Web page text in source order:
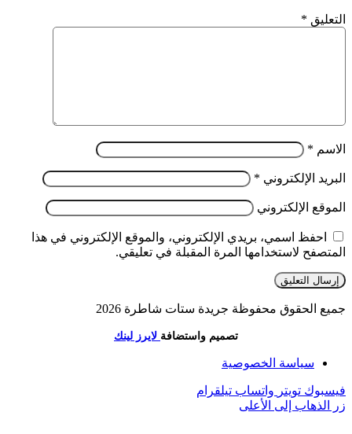
التعليق *
الاسم *
البريد الإلكتروني *
الموقع الإلكتروني
احفظ اسمي، بريدي الإلكتروني، والموقع الإلكتروني في هذا
المتصفح لاستخدامها المرة المقبلة في تعليقي.
جميع الحقوق محفوظة جريدة ستات شاطرة 2026
تصميم واستضافة لايرز لينك
سياسة الخصوصية
فيسبوك تويتر واتساب تيلقرام
زر الذهاب إلى الأعلى